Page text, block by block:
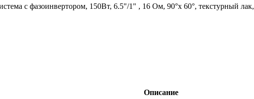
с фазоинвертором, 150Вт, 6.5"/1" , 16 Ом, 90°x 60°, текстурный
Описание